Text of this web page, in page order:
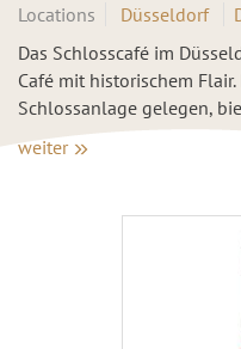
Locations Düsseldorf
Das Schlosscafé im
Café mit historischem
Schlossanlage gelegen,
weiter